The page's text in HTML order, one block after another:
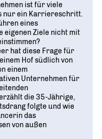
ist für viele
nur ein Karriereschritt.
eines
eigenen Ziele nicht mit
hat diese Frage für
Hof südlich von
einem
Unternehmen für
die 35-Jährige,
folgte und wie
das
von außen